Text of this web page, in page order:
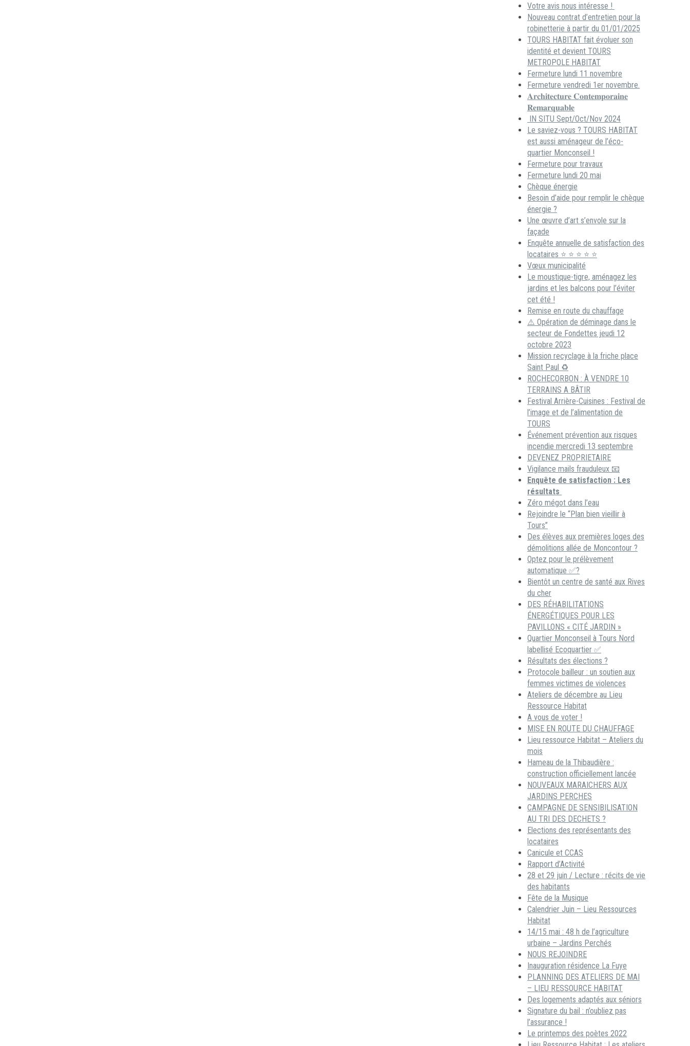
Votre avis nous intéresse !
Nouveau contrat d’entretien pour la
robinetterie à partir du 01/01/2025
TOURS HABITAT fait évoluer son
identité et devient TOURS
METROPOLE HABITAT
Fermeture lundi 11 novembre
Fermeture vendredi 1er novembre.
𝐀𝐫𝐜𝐡𝐢𝐭𝐞𝐜𝐭𝐮𝐫𝐞 𝐂𝐨𝐧𝐭𝐞𝐦𝐩𝐨𝐫𝐚𝐢𝐧𝐞
𝐑𝐞𝐦𝐚𝐫𝐪𝐮𝐚𝐛𝐥𝐞
IN SITU Sept/Oct/Nov 2024
Le saviez-vous ? TOURS HABITAT
est aussi aménageur de l’éco-
quartier Monconseil !
Fermeture pour travaux
Fermeture lundi 20 mai
Chèque énergie
Besoin d’aide pour remplir le chèque
énergie ?
Une œuvre d’art s’envole sur la
façade
Enquête annuelle de satisfaction des
locataires ⭐ ⭐ ⭐ ⭐ ⭐
Vœux municipalité
Le moustique-tigre, aménagez les
jardins et les balcons pour l’éviter
cet été !
Remise en route du chauffage
⚠️ Opération de déminage dans le
secteur de Fondettes jeudi 12
octobre 2023
Mission recyclage à la friche place
Saint Paul ♻️
ROCHECORBON : À VENDRE 10
TERRAINS A BÂTIR
Festival Arrière-Cuisines : Festival de
l’image et de l’alimentation de
TOURS
Événement prévention aux risques
incendie mercredi 13 septembre
DEVENEZ PROPRIETAIRE
Vigilance mails frauduleux 📧
Enquête de satisfaction : Les
résultats
Zéro mégot dans l’eau
Rejoindre le “Plan bien vieillir à
Tours”
Des élèves aux premières loges des
démolitions allée de Moncontour ?
Optez pour le prélèvement
automatique ✅?
Bientôt un centre de santé aux Rives
du cher
DES RÉHABILITATIONS
ÉNERGÉTIQUES POUR LES
PAVILLONS « CITÉ JARDIN »
Quartier Monconseil à Tours Nord
labellisé Ecoquartier ✅
Résultats des élections ?
Protocole bailleur : un soutien aux
femmes victimes de violences
Ateliers de décembre au Lieu
Ressource Habitat
A vous de voter !
MISE EN ROUTE DU CHAUFFAGE
Lieu ressource Habitat – Ateliers du
mois
Hameau de la Thibaudière :
construction officiellement lancée
NOUVEAUX MARAICHERS AUX
JARDINS PERCHES
CAMPAGNE DE SENSIBILISATION
AU TRI DES DECHETS ?
Elections des représentants des
locataires
Canicule et CCAS
Rapport d’Activité
28 et 29 juin / Lecture : récits de vie
des habitants
Fête de la Musique
Calendrier Juin – Lieu Ressources
Habitat
14/15 mai : 48 h de l’agriculture
urbaine – Jardins Perchés
NOUS REJOINDRE
Inauguration résidence La Fuye
PLANNING DES ATELIERS DE MAI
– LIEU RESSOURCE HABITAT
Des logements adaptés aux séniors
Signature du bail : n’oubliez pas
l’assurance !
Le printemps des poètes 2022